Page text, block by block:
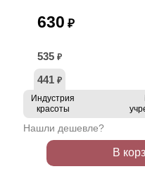
630 ₽
535 ₽
441 ₽
Индустрия
красоты
Нашли дешевле?
В